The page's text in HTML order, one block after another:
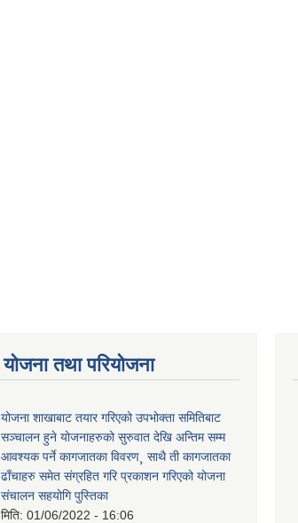
योजना तथा परियोजना
योजना शाखाबाट तयार गरिएको उपभोक्ता समितिबाट
सञ्चालन हुने योजनाहरुको सुरुवात देखि अन्तिम सम्म
आवश्यक पर्ने कागजातका विवरण¸ साथै ती कागजातका
ढाँचाहरु समेत संग्रहित गरि प्रकाशन गरिएको योजना
संचालन सहयोगि पुस्तिका
मिति: 01/06/2022 - 16:06